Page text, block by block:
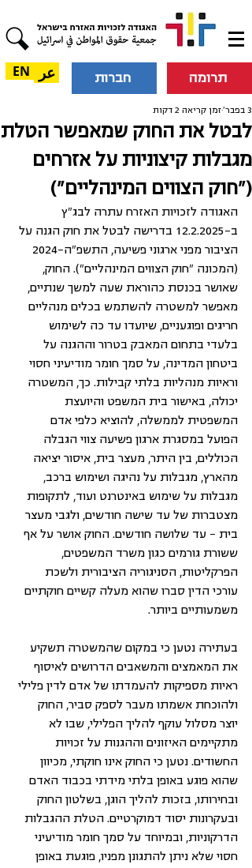
תרומה חברות عر EN
לבטל את החוק שמאפשר הטלת
מגבלות קיצוניות על אזרחים
("חוק הצווים המינהליים")
3 בפבר׳ זמן קריאה 2 דקות
האגודה לזכויות האזרח עתרה לבג"ץ
ב-12.2.2025 בדרישה לבטל את חוק הגנה על
(המכונה "חוק הצווים המינהליים"). החוק,
שאושר בכנסת כהוראת שעה למשך שנתיים,
מאפשר למשטרה להשתמש בכלים מנהליים
חריגים ופוגעניים, שיועדו עד כה לשימוש
בלעדי בתחום המאבק בטרור וההגנה על
ביטחון המדינה, על סמך חומר מודיעיני חסוי
וראיות מנהליות בלתי קבילות. כך, המשטרה
יכולה, באישור בית המשפט והיועצת
המשפטית לממשלה, להוציא כלפי אדם
הפועל במסגרת ארגון פשיעה צווי הגבלה
הכוללים, בין היתר, מעצר בית, איסור יציאה
מהארץ, מגבלות על נהיגה ושימוש ברכב,
מגבלות על שימוש באינטרנט ועוד, לתקופות
מצטברות של עד שישה חודשים, ולגבי מעצר
בית – עד שלושה חודשים. החוק אושר על אף
ששורת גורמים כגון משרד המשפטים,
הפרקליטות, הסניגוריה הציבורית ולשכת
עורכי הדין סברו שהוא מעלה קשיים חוקתיים
משמעותיים ביותר.
בעתירה נטען כי במקום שהמשטרה תשקיע
את המאמצים והמשאבים הדרושים לאיסוף
ראיות מספיקות להעמדתו של אדם לדין פלילי
ולהוכחת אשמתו מעבר לספק סביר, החוק
יוצר מסלול עוקף להליך הפלילי, שבו לא
מתקיימים האיזונים וההגנות על זכויות
החשודים. נטען כי החוק אינו חוקתי, מכיוון
שהוא פוגע באופן בלתי מידתי בכבוד האדם
ובחירותו, בזכות להליך הוגן, בשלטון החוק
ובעקרונות יסוד דמוקרטיים. הטלת ההגבלות
הדרקוניות, ובמיוחד על סמך חומר מודיעיני
חסוי שלא ניתן להתגונן מפניו, פוגעת באופן